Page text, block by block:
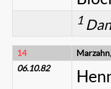
1
14
06.10.82